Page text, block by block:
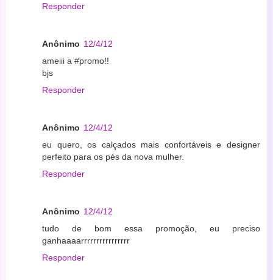
Responder
Anônimo 12/4/12
ameiii a #promo!!
bjs
Responder
Anônimo 12/4/12
eu quero, os calçados mais confortáveis e designer
perfeito para os pés da nova mulher.
Responder
Anônimo 12/4/12
tudo de bom essa promoção, eu preciso
ganhaaaarrrrrrrrrrrrrrrr
Responder